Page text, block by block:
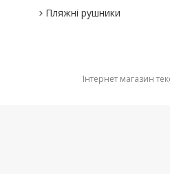
Пляжні рушники